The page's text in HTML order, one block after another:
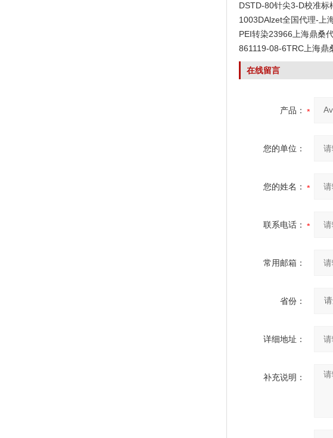
DSTD-80针尖3-D校准标
1003DAlzet全国代理-上
PEI转染23966上海鼎桑
861119-08-6TRC上海鼎
在线留言
产品：
您的单位：
您的姓名：
联系电话：
常用邮箱：
省份：
详细地址：
补充说明：